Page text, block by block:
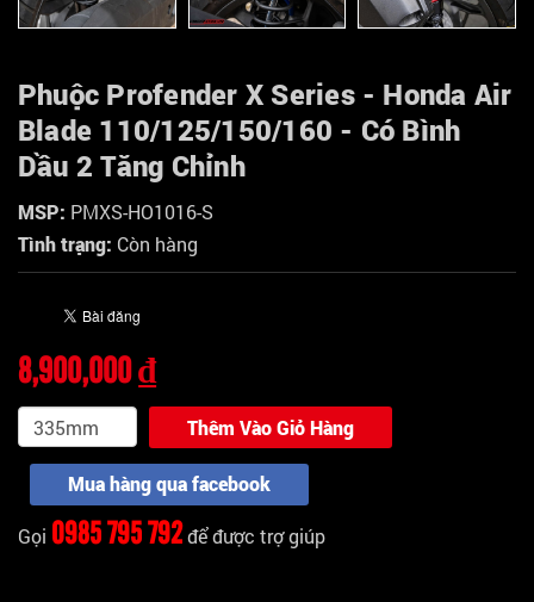
Phuộc Profender X Series - Honda Air
Blade 110/125/150/160 - Có Bình
Dầu 2 Tăng Chỉnh
MSP: PMXS-HO1016-S
Tình trạng: Còn hàng
8,900,000 ₫
Thêm Vào Giỏ Hàng
Mua hàng qua facebook
Gọi 0985 795 792để được trợ giúp